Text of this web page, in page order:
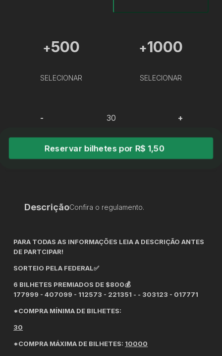
+500
SELECIONAR
+1000
SELECIONAR
- +
Reservar bilhetes por R$ 1,50
DescriçãoConfira o regulamento.
PARA TODAS AS INFORMAÇÕES LEIA A DESCRIÇÃO ANTES
DE PARTCIPAR!
SORTEIO PELA FEDERAL✅
6 BILHETES PREMIADOS DE $800💰
177999 - 407099 - 112573 - 221351 - - 303123 - 017771
*COMPRA MÍNIMA DE BILHETES:
30
*COMPRA MÁXIMA DE BILHETES: 10000